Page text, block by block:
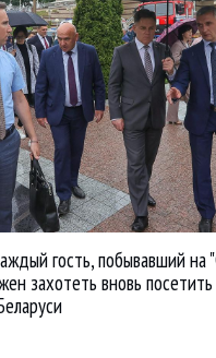
гость, побывавший на
захотеть вновь